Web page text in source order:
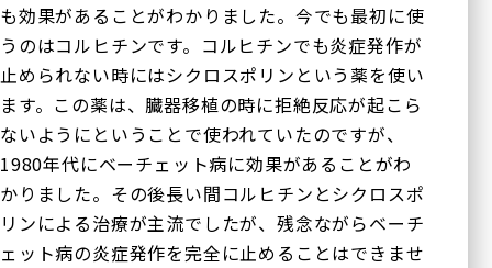
も効果があることがわかりました。今でも最初に使
うのはコルヒチンです。コルヒチンでも炎症発作が
止められない時にはシクロスポリンという薬を使い
ます。この薬は、臓器移植の時に拒絶反応が起こら
ないようにということで使われていたのですが、
1980年代にベーチェット病に効果があることがわ
かりました。その後長い間コルヒチンとシクロスポ
リンによる治療が主流でしたが、残念ながらベーチ
ェット病の炎症発作を完全に止めることはできませ